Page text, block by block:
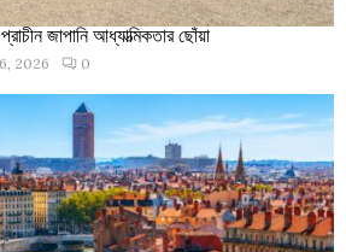
জাপানি আধ্যাত্মিকতার ছোঁয়া
2026 0